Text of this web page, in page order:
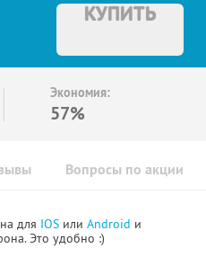
КУПИТЬ
Экономия:
57%
Вопросы по акции
для IOS или Android и
Это удобно :)